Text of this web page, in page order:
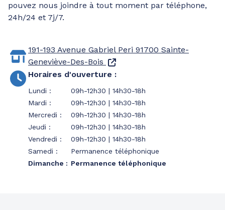
pouvez nous joindre à tout moment par téléphone,
24h/24 et 7j/7.
191-193 Avenue Gabriel Peri 91700 Sainte-
Geneviève-Des-Bois
Horaires d'ouverture :
Lundi :
09h-12h30 | 14h30-18h
Mardi :
09h-12h30 | 14h30-18h
Mercredi :
09h-12h30 | 14h30-18h
Jeudi :
09h-12h30 | 14h30-18h
Vendredi :
09h-12h30 | 14h30-18h
Samedi :
Permanence téléphonique
Dimanche : Permanence téléphonique